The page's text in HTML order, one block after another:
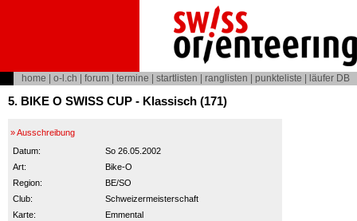
home o-l.ch forum termine startlisten ranglisten punkteliste läufer DB
5. BIKE O SWISS CUP - Klassisch (171)
» Ausschreibung
Datum:
So 26.05.2002
Art:
Bike-O
Region:
BE/SO
Club:
Schweizermeisterschaft
Karte:
Emmental